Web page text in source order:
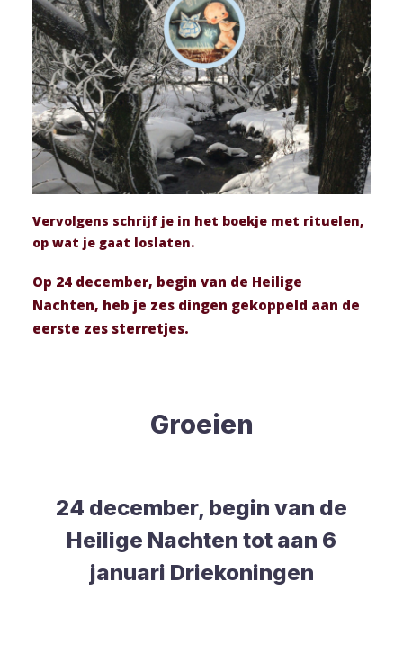
Vervolgens schrijf je in het boekje met rituelen,
op wat je gaat loslaten.
Op 24 december, begin van de Heilige
Nachten, heb je zes dingen gekoppeld aan de
eerste zes sterretjes.
Groeien
24 december, begin van de
Heilige Nachten tot aan 6
januari Driekoningen